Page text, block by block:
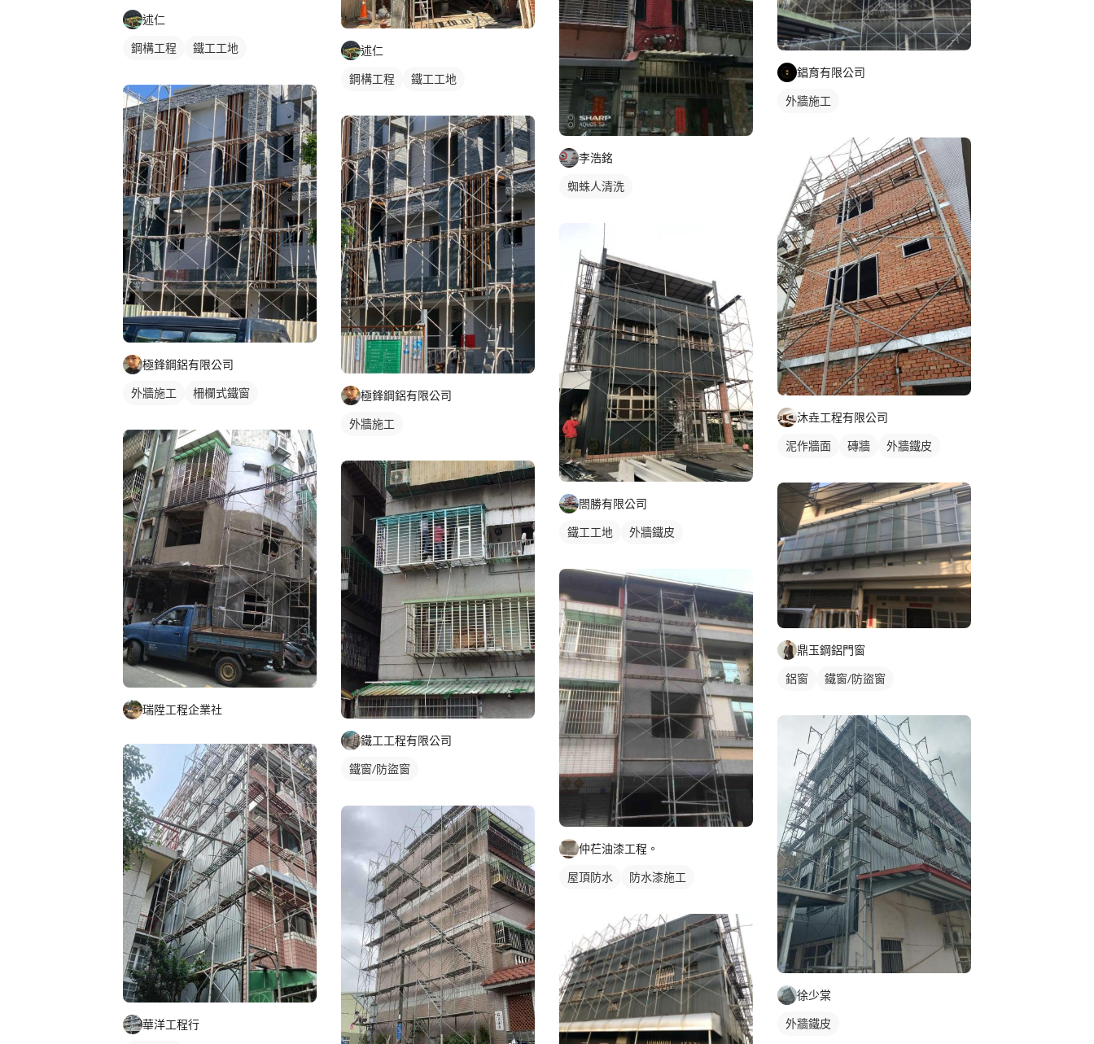
述仁
鋼構工程 鐵工工地
極鋒鋼鋁有限公司
外牆施工 柵欄式鐵窗
瑞陞工程企業社
華洋工程行
述仁
鋼構工程 鐵工工地
極鋒鋼鋁有限公司
外牆施工
鐵工工程有限公司
鐵窗/防盜窗
李浩銘
蜘蛛人清洗
閤勝有限公司
鐵工工地 外牆鐵皮
仲芢油漆工程。
屋頂防水 防水漆施工
錩育有限公司
外牆施工
沐垚工程有限公司
泥作牆面 磚牆 外牆鐵皮
鼎玉鋼鋁門窗
鋁窗 鐵窗/防盜窗
徐少棠
外牆鐵皮